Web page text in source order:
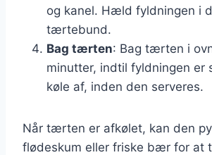
og kanel. Hæld fyldningen i
tærtebund.
Bag tærten: Bag tærten i
minutter, indtil fyldningen er
køle af, inden den serveres.
Når tærten er afkølet, kan den
flødeskum eller friske bær for at